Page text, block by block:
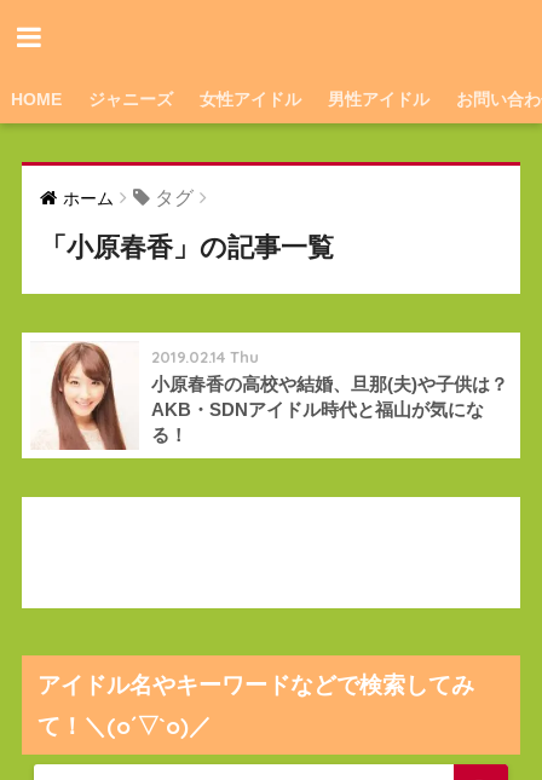
HOME ジャニーズ 女性アイドル 男性アイドル お問い合
ホーム タグ
「小原春香」の記事一覧
2019.02.14 Thu
小原春香の高校や結婚、旦那(夫)や子供は？
AKB・SDNアイドル時代と福山が気にな
る！
アイドル名やキーワードなどで検索してみ
て！＼(o´▽`o)／